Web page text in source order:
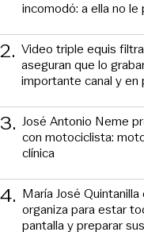
incomodó: a ella no le
2. Video triple equis
aseguran que lo
importante canal y en
3. José Antonio Neme
con motociclista:
clínica
4. María José
organiza para estar
pantalla y preparar